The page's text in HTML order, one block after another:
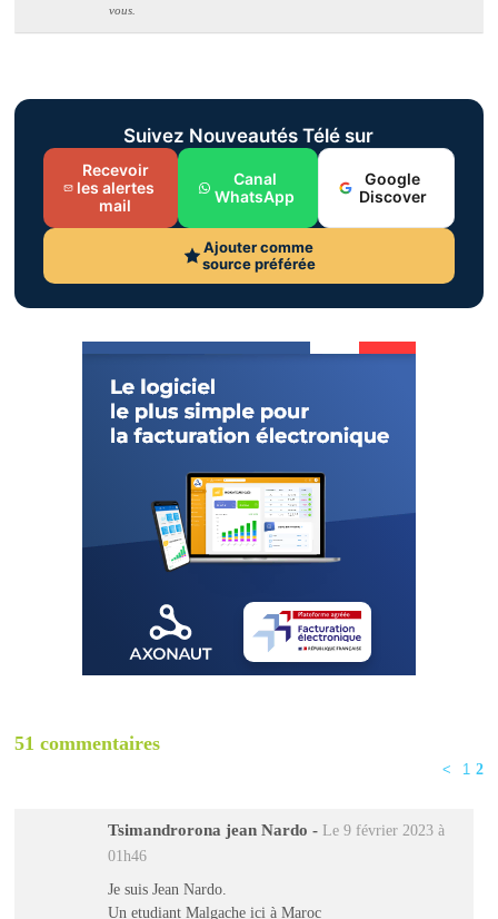
vous.
Suivez Nouveautés Télé sur
Recevoir
les alertes
mail
Canal
WhatsApp
Google
Discover
Ajouter comme
source préférée
51 commentaires
< 1 2
Tsimandrorona jean Nardo - Le 9 février 2023 à
01h46
Je suis Jean Nardo.
Un etudiant Malgache ici à Maroc